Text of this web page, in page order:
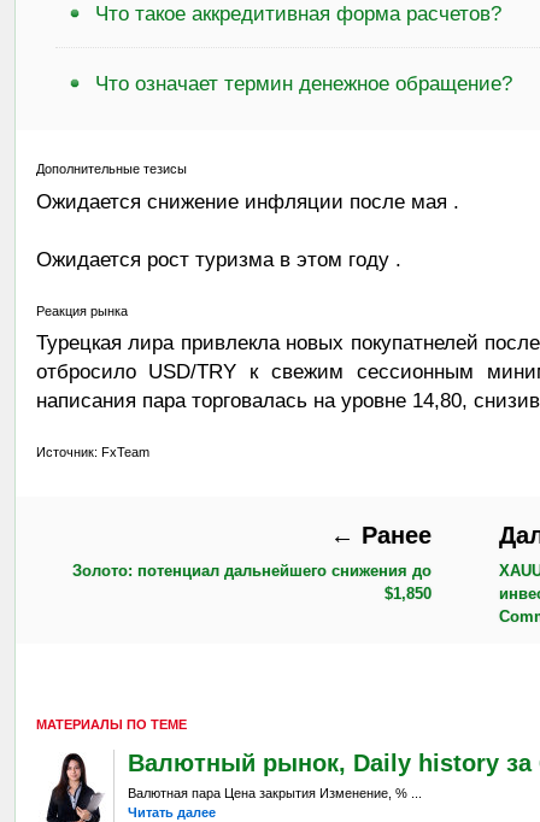
Что такое аккредитивная форма расчетов?
Что означает термин денежное обращение?
Дополнительные тезисы
Ожидается снижение инфляции после мая .
Ожидается рост туризма в этом году .
Реакция рынка
Турецкая лира привлекла новых покупатнелей
отбросило USD/TRY к свежим сессионным
написания пара торговалась на уровне 14,80,
Источник: FxTeam
← Ранее
Золото: потенциал дальнейшего снижения до
$1,850
МАТЕРИАЛЫ ПО ТЕМЕ
Валютный рынок, Daily history за
Валютная пара Цена закрытия Изменение, % ...
Читать далее